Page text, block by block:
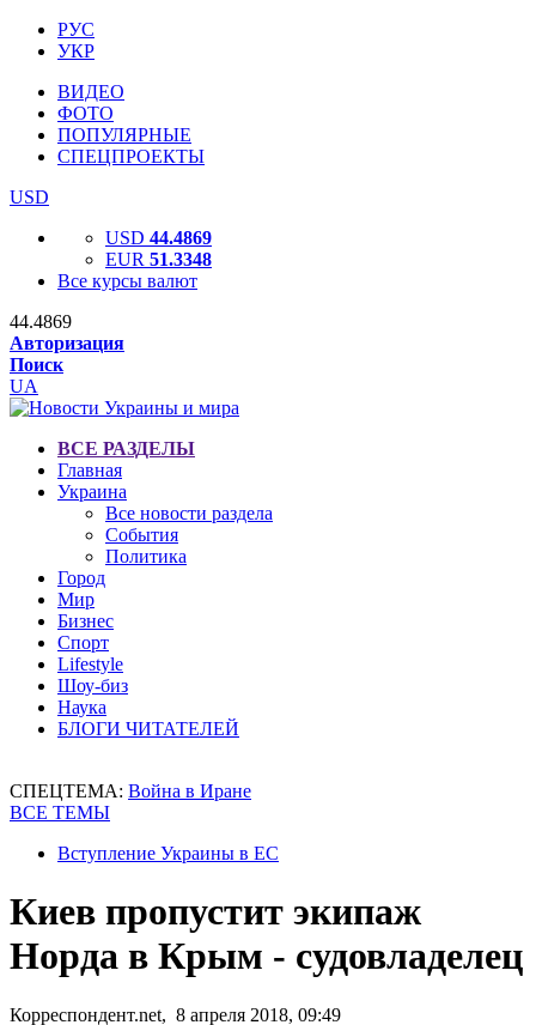
РУС
УКР
ВИДЕО
ФОТО
ПОПУЛЯРНЫЕ
СПЕЦПРОЕКТЫ
USD
USD 44.4869
EUR 51.3348
Все курсы валют
44.4869
Авторизация
Поиск
UA
ВСЕ РАЗДЕЛЫ
Главная
Украина
Все новости раздела
События
Политика
Город
Мир
Бизнес
Спорт
Lifestyle
Шоу-биз
Наука
БЛОГИ ЧИТАТЕЛЕЙ
СПЕЦТЕМА: Война в Иране
ВСЕ ТЕМЫ
Вступление Украины в ЕС
Киев пропустит экипаж
Норда в Крым - судовладелец
Корреспондент.net, 8 апреля 2018, 09:49